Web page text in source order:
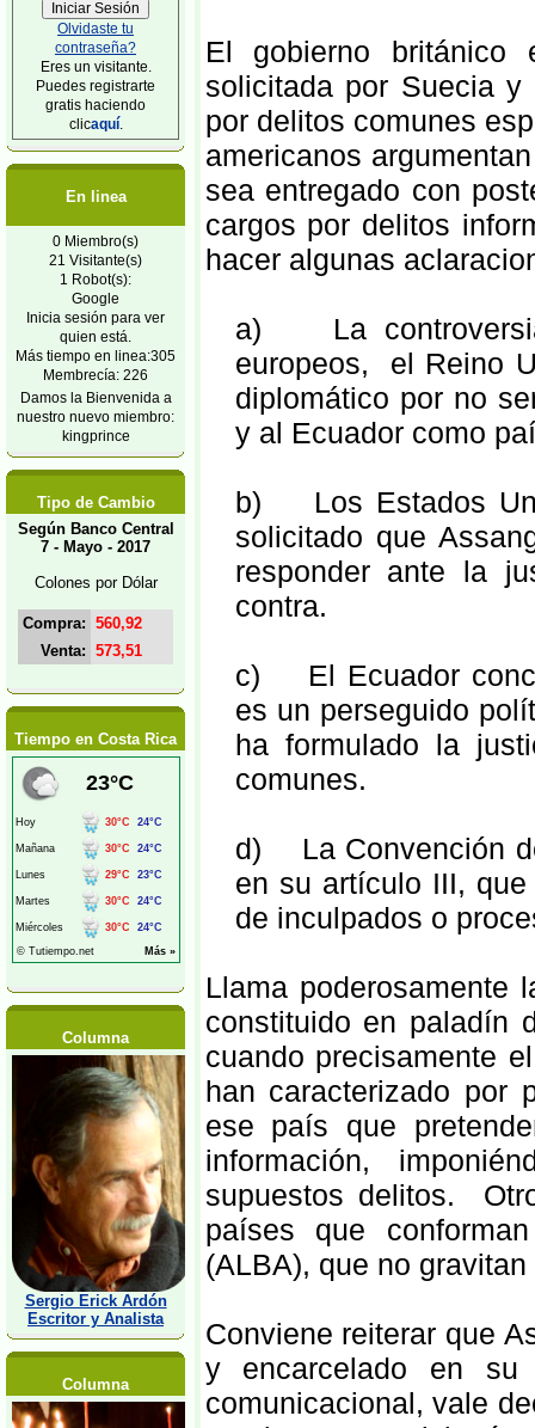
Olvidaste tu
contraseña?
Eres un visitante.
Puedes registrarte
gratis haciendo
clicaquí.
En linea
0 Miembro(s)
21 Visitante(s)
1 Robot(s):
Google
Inicia sesión para ver
quien está.
Más tiempo en linea:305
Membrecía: 226
Damos la Bienvenida a
nuestro nuevo miembro:
kingprince
Tipo de Cambio
Según Banco Central
7 - Mayo - 2017
Colones por Dólar
Compra: 560,92
Venta: 573,51
Tiempo en Costa Rica
Columna
Sergio Erick Ardón
Escritor y Analista
Columna
El gobierno británico
solicitada por Suecia
por delitos comunes
americanos
sea entregado con
cargos por delitos
hacer algunas
a) La controversia
europeos, el Reino
diplomático por no
y al Ecuador como
b) Los Estados
solicitado que
responder ante la
contra.
c) El Ecuador
es un perseguido
ha formulado la
comunes.
d) La Convención
en su artículo III,
de inculpados o
Llama poderosamente
constituido en paladín
cuando precisamente
han caracterizado por
ese país que
información,
supuestos delitos.
países que
(ALBA), que no
Conviene reiterar que
y encarcelado en
comunicacional, vale